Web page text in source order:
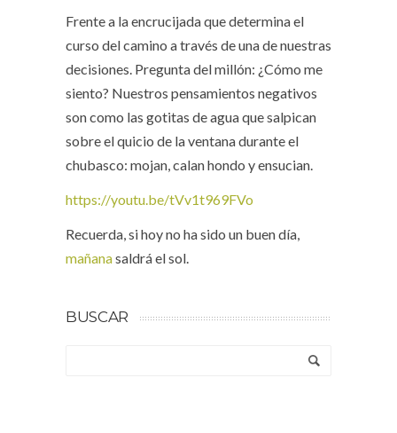
Frente a la encrucijada que determina el
curso del camino a través de una de nuestras
decisiones. Pregunta del millón: ¿Cómo me
siento? Nuestros pensamientos negativos
son como las gotitas de agua que salpican
sobre el quicio de la ventana durante el
chubasco: mojan, calan hondo y ensucian.
https://youtu.be/tVv1t969FVo
Recuerda, si hoy no ha sido un buen día,
mañanasaldrá el sol.
BUSCAR